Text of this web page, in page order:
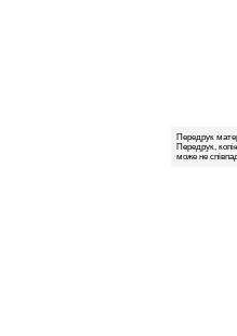
Передрук
Передрук,
може не